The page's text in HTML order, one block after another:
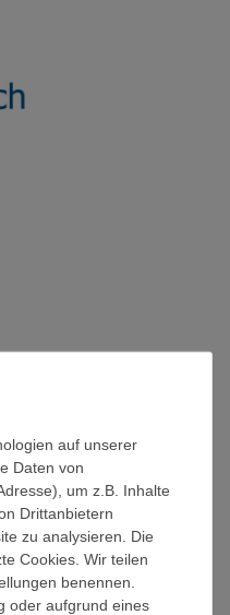
auf unserer
Daten von
um z.B. Inhalte
Drittanbietern
zu analysieren. Die
Cookies. Wir teilen
benennen.
oder aufgrund eines